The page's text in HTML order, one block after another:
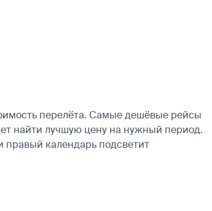
перелёта. Самые дешёвые рейсы
найти лучшую цену на нужный период.
правый календарь подсветит